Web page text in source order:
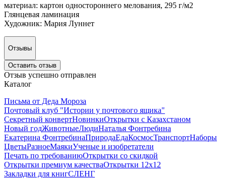
материал: картон одностороннего мелования, 295 г/м2
Глянцевая ламинация
Художник: Мария Луннет
Отзывы
Оставить отзыв
Отзыв успешно отправлен
Каталог
Письма от Деда Мороза
Почтовый клуб "Истории у почтового ящика"
Секретный конвертНовинкиОткрытки с Казахстаном
Новый годЖивотныеЛюдиНаталья Фонтребина
Екатерина ФонтребинаПриродаЕдаКосмосТранспортНаборы
ЦветыРазноеМаякиУченые и изобретатели
Печать по требованиюОткрытки со скидкой
Открытки премиум качестваОткрытки 12х12
Закладки для книгСЛЕНГ